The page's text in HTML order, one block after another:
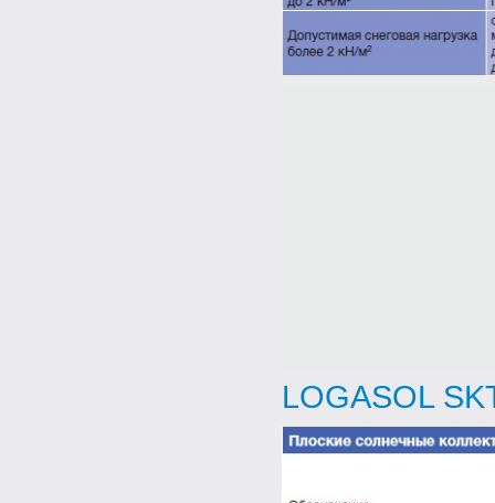
LOGASOL